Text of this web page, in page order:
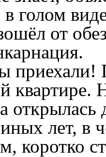
голом
от
квартире.
открылась
лет, в
коротко